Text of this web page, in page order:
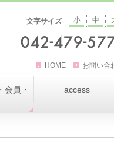
中
小
文字サイズ
お問い合
HOME
会員・
access